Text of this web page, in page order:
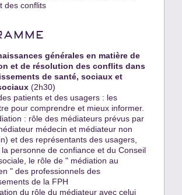
des conflits
générales en matière de
et de résolution des conflits dans
de santé, sociaux et
(2h30)
patients et des usagers : les
pour comprendre et mieux informer.
: rôle des médiateurs prévus par
médecin et médiateur non
et des représentants des usagers,
la personne de confiance et du Conseil
le rôle de " médiation au
" des professionnels des
de la FPH
du rôle du médiateur avec celui